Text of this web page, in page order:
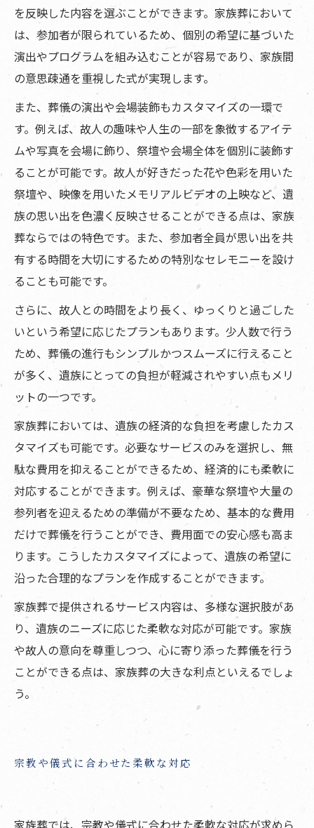
を反映した内容を選ぶことができます。家族葬において
は、参加者が限られているため、個別の希望に基づいた
演出やプログラムを組み込むことが容易であり、家族間
の意思疎通を重視した式が実現します。
また、葬儀の演出や会場装飾もカスタマイズの一環で
す。例えば、故人の趣味や人生の一部を象徴するアイテ
ムや写真を会場に飾り、祭壇や会場全体を個別に装飾す
ることが可能です。故人が好きだった花や色彩を用いた
祭壇や、映像を用いたメモリアルビデオの上映など、遺
族の思い出を色濃く反映させることができる点は、家族
葬ならではの特色です。また、参加者全員が思い出を共
有する時間を大切にするための特別なセレモニーを設け
ることも可能です。
さらに、故人との時間をより長く、ゆっくりと過ごした
いという希望に応じたプランもあります。少人数で行う
ため、葬儀の進行もシンプルかつスムーズに行えること
が多く、遺族にとっての負担が軽減されやすい点もメリ
ットの一つです。
家族葬においては、遺族の経済的な負担を考慮したカス
タマイズも可能です。必要なサービスのみを選択し、無
駄な費用を抑えることができるため、経済的にも柔軟に
対応することができます。例えば、豪華な祭壇や大量の
参列者を迎えるための準備が不要なため、基本的な費用
だけで葬儀を行うことができ、費用面での安心感も高ま
ります。こうしたカスタマイズによって、遺族の希望に
沿った合理的なプランを作成することができます。
家族葬で提供されるサービス内容は、多様な選択肢があ
り、遺族のニーズに応じた柔軟な対応が可能です。家族
や故人の意向を尊重しつつ、心に寄り添った葬儀を行う
ことができる点は、家族葬の大きな利点といえるでしょ
う。
宗教や儀式に合わせた柔軟な対応
家族葬では、宗教や儀式に合わせた柔軟な対応が求めら